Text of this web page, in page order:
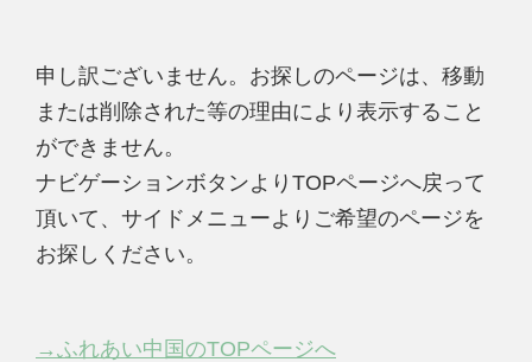
申し訳ございません。お探しのページは、移動
または削除された等の理由により表示すること
ができません。
ナビゲーションボタンよりTOPページへ戻って
頂いて、サイドメニューよりご希望のページを
お探しください。
→ふれあい中国のTOPページへ